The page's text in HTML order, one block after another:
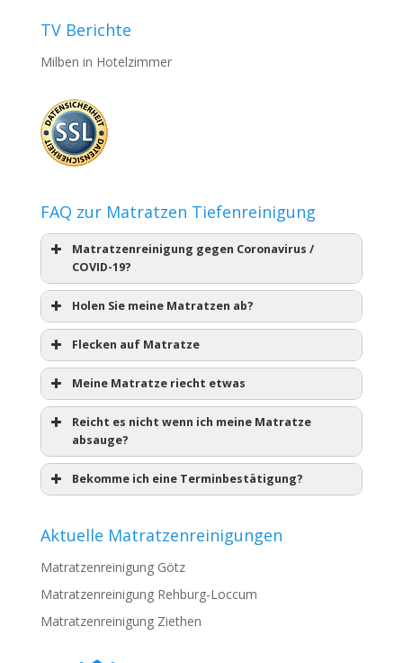
TV Berichte
Milben in Hotelzimmer
FAQ zur Matratzen Tiefenreinigung
Matratzenreinigung gegen Coronavirus /
COVID-19?
Holen Sie meine Matratzen ab?
Flecken auf Matratze
Meine Matratze riecht etwas
Reicht es nicht wenn ich meine Matratze
absauge?
Bekomme ich eine Terminbestätigung?
Aktuelle Matratzenreinigungen
Matratzenreinigung Götz
Matratzenreinigung Rehburg-Loccum
Matratzenreinigung Ziethen